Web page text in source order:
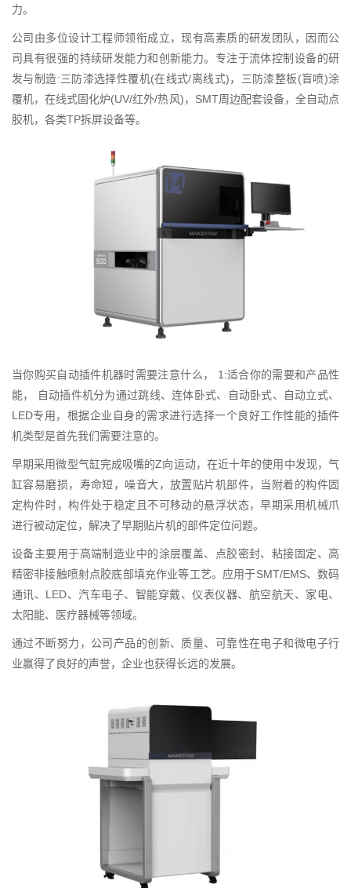
力。
公司由多位设计工程师领衔成立，现有高素质的研发团队，因而公
司具有很强的持续研发能力和创新能力。专注于流体控制设备的研
发与制造:三防漆选择性覆机(在线式/离线式)，三防漆整板(盲喷)涂
覆机，在线式固化炉(UV/红外/热风)，SMT周边配套设备，全自动点
胶机，各类TP拆屏设备等。
当你购买自动插件机器时需要注意什么， 1:适合你的需要和产品性
能， 自动插件机分为通过跳线、连体卧式、自动卧式、自动立式、
LED专用，根据企业自身的需求进行选择一个良好工作性能的插件
机类型是首先我们需要注意的。
早期采用微型气缸完成吸嘴的Z向运动，在近十年的使用中发现，气
缸容易磨损，寿命短，噪音大，放置贴片机部件，当附着的构件固
定构件时，构件处于稳定且不可移动的悬浮状态，早期采用机械爪
进行被动定位，解决了早期贴片机的部件定位问题。
设备主要用于高端制造业中的涂层覆盖、点胶密封、粘接固定、高
精密非接触喷射点胶底部填充作业等工艺。应用于SMT/EMS、数码
通讯、LED、汽车电子、智能穿戴、仪表仪器、航空航天、家电、
太阳能、医疗器械等领域。
通过不断努力，公司产品的创新、质量、可靠性在电子和微电子行
业赢得了良好的声誉，企业也获得长远的发展。